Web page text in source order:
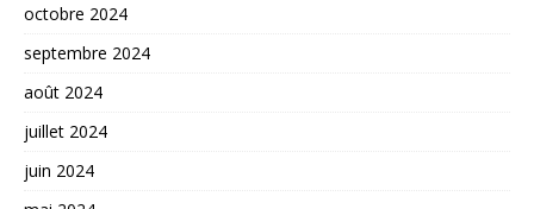
octobre 2024
septembre 2024
août 2024
juillet 2024
juin 2024